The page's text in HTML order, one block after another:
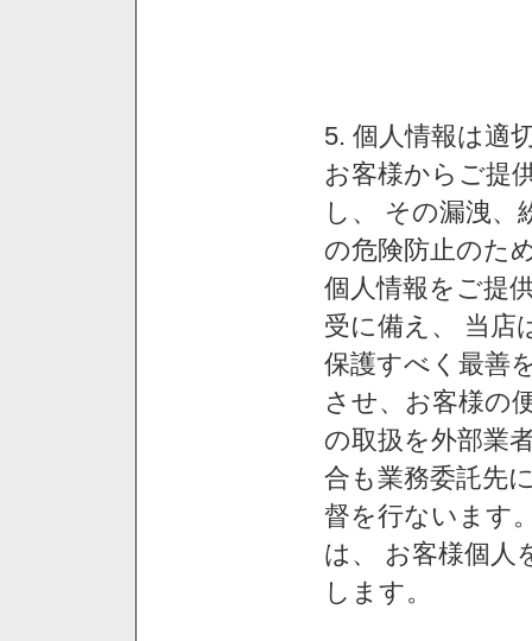
5. 個人情報は適
お客様からご提
し、 その漏洩、
の危険防止のた
個人情報をご提
受に備え、 当店
保護すべく最善
させ、お客様の
の取扱を外部業
合も業務委託先
督を行ないます
は、 お客様個人
します。